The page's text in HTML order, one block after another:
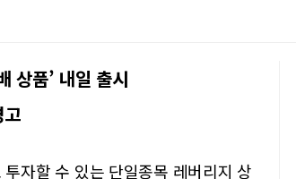
상품’ 내일 출시
자할 수 있는 단일종목 레버리지 상